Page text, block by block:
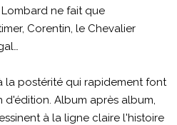
ne fait que
Corentin, le Chevalier
la postérité qui rapidement font
Album après album,
à la ligne claire l'histoire